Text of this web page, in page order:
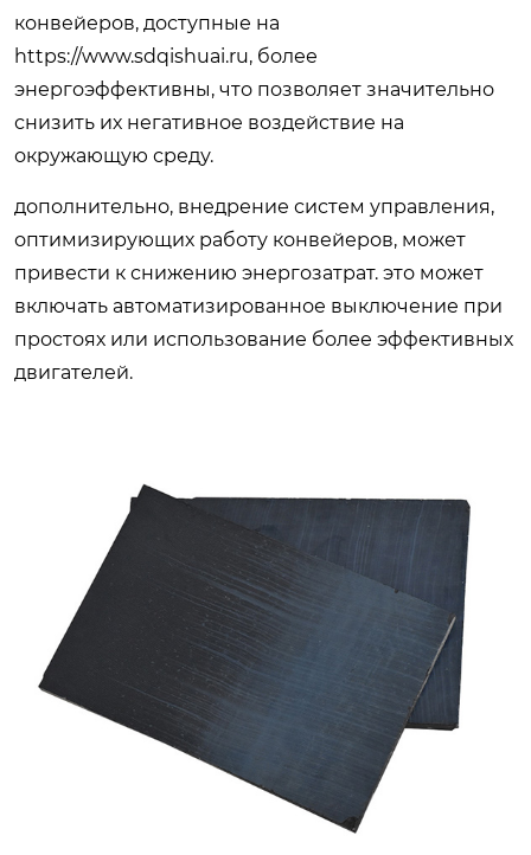
конвейеров, доступные на
https://www.sdqishuai.ru, более
энергоэффективны, что позволяет значительно
снизить их негативное воздействие на
окружающую среду.
дополнительно, внедрение систем управления,
оптимизирующих работу конвейеров, может
привести к снижению энергозатрат. это может
включать автоматизированное выключение при
простоях или использование более эффективных
двигателей.